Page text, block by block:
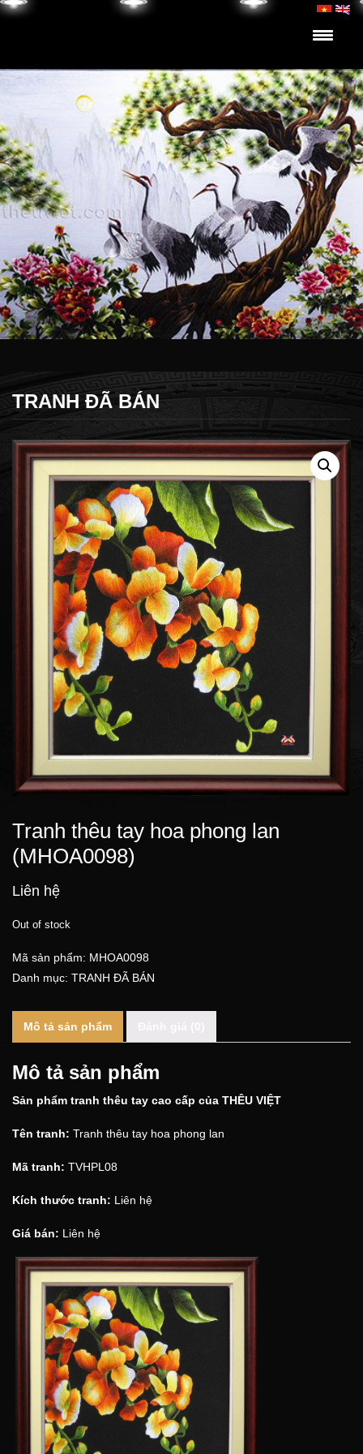
Skip to content
TRANH ĐÃ BÁN
Tranh thêu tay hoa phong lan
(MHOA0098)
Liên hệ
Out of stock
Mã sản phẩm: MHOA0098
Danh mục: TRANH ĐÃ BÁN
Mô tả sản phẩm
Mô tả sản phẩm
Sản phẩm tranh thêu tay cao cấp của THÊU VIỆT
Tên tranh: Tranh thêu tay hoa phong lan
Mã tranh: TVHPL08
Kích thước tranh: Liên hệ
Giá bán: Liên hệ